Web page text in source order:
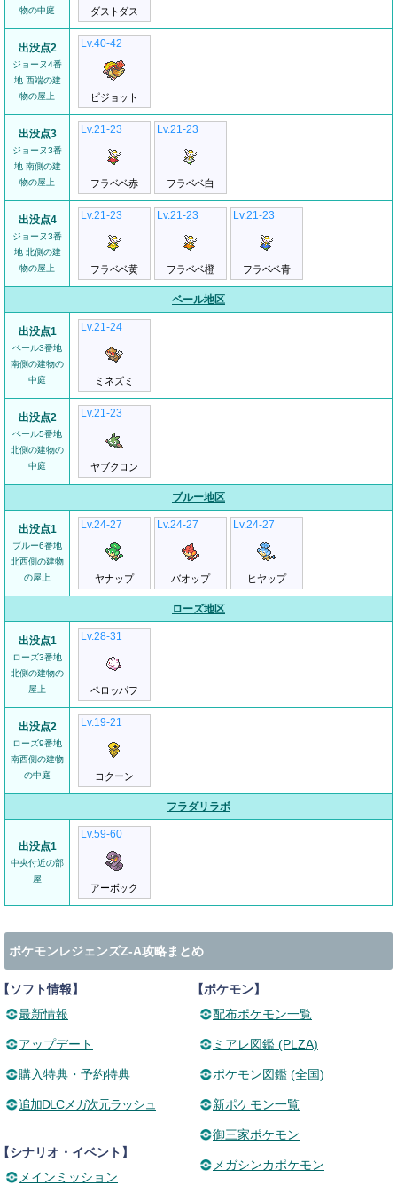
物の中庭
ダストダス
出没点2
ジョーヌ4番
地 西端の建
物の屋上
Lv.40-42
ピジョット
出没点3
ジョーヌ3番
地 南側の建
物の屋上
Lv.21-23
フラベベ赤
Lv.21-23
フラベベ白
出没点4
ジョーヌ3番
地 北側の建
物の屋上
Lv.21-23
フラベベ黄
Lv.21-23
フラベベ橙
Lv.21-23
フラベベ青
ベール地区
出没点1
ベール3番地
南側の建物の
中庭
Lv.21-24
ミネズミ
出没点2
ベール5番地
北側の建物の
中庭
Lv.21-23
ヤブクロン
ブルー地区
出没点1
ブルー6番地
北西側の建物
の屋上
Lv.24-27
ヤナップ
Lv.24-27
バオップ
Lv.24-27
ヒヤップ
ローズ地区
出没点1
ローズ3番地
北側の建物の
屋上
Lv.28-31
ペロッパフ
出没点2
ローズ9番地
南西側の建物
の中庭
Lv.19-21
コクーン
フラダリラボ
出没点1
中央付近の部
屋
Lv.59-60
アーボック
ポケモンレジェンズZ-A攻略まとめ
ソフト情報】
最新情報
アップデート
購入特典・予約特典
追加DLCメガ次元ラッシュ
シナリオ・イベント】
メインミッション
【ポケモン】
配布ポケモン一覧
ミアレ図鑑 (PLZA)
ポケモン図鑑 (全国)
新ポケモン一覧
御三家ポケモン
メガシンカポケモン